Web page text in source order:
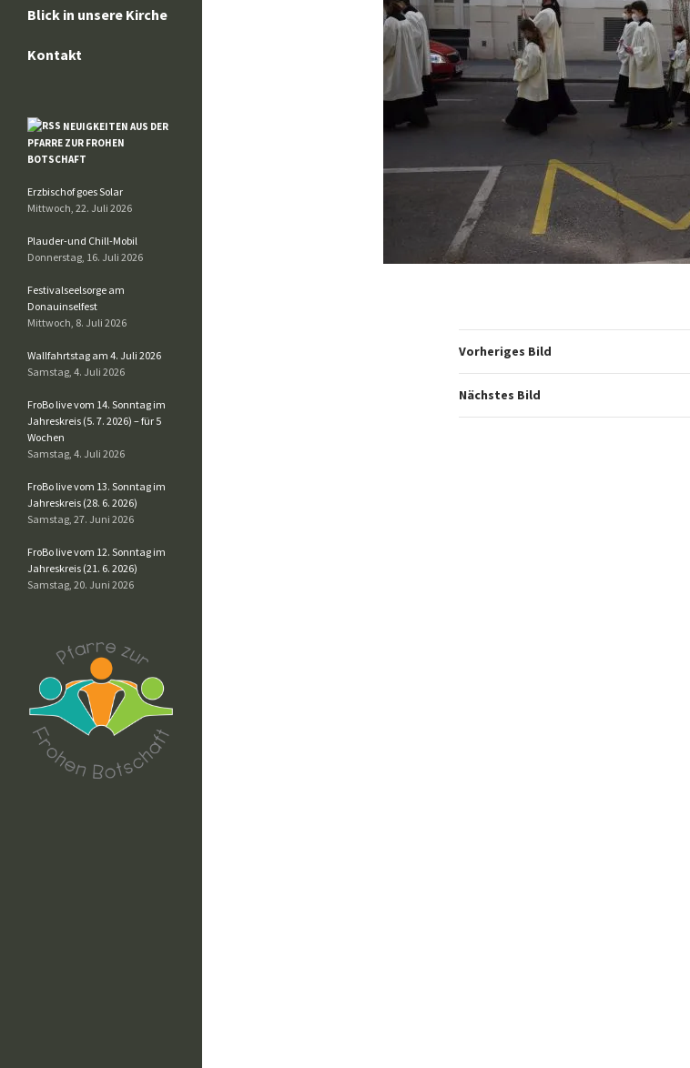
Vorheriges Bild
Nächstes Bild
Blick in unsere Kirche
Kontakt
NEUIGKEITEN AUS DER
PFARRE ZUR FROHEN
BOTSCHAFT
Erzbischof goes Solar
Mittwoch, 22. Juli 2026
Plauder-und Chill-Mobil
Donnerstag, 16. Juli 2026
Festivalseelsorge am
Donauinselfest
Mittwoch, 8. Juli 2026
Wallfahrtstag am 4. Juli 2026
Samstag, 4. Juli 2026
FroBo live vom 14. Sonntag im
Jahreskreis (5. 7. 2026) – für 5
Wochen
Samstag, 4. Juli 2026
FroBo live vom 13. Sonntag im
Jahreskreis (28. 6. 2026)
Samstag, 27. Juni 2026
FroBo live vom 12. Sonntag im
Jahreskreis (21. 6. 2026)
Samstag, 20. Juni 2026